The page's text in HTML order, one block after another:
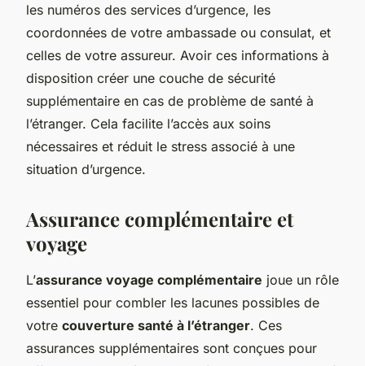
les numéros des services d’urgence, les
coordonnées de votre ambassade ou consulat, et
celles de votre assureur. Avoir ces informations à
disposition créer une couche de sécurité
supplémentaire en cas de problème de santé à
l’étranger. Cela facilite l’accès aux soins
nécessaires et réduit le stress associé à une
situation d’urgence.
Assurance complémentaire et
voyage
L’assurance voyage complémentaire joue un rôle
essentiel pour combler les lacunes possibles de
votre couverture santé à l’étranger. Ces
assurances supplémentaires sont conçues pour